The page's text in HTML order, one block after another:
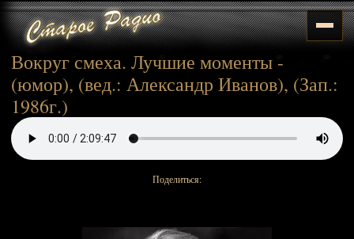
Вокруг смеха. Лучшие моменты -
(юмор), (вед.: Александр Иванов), (Зап.:
1986г.)
Поделиться: